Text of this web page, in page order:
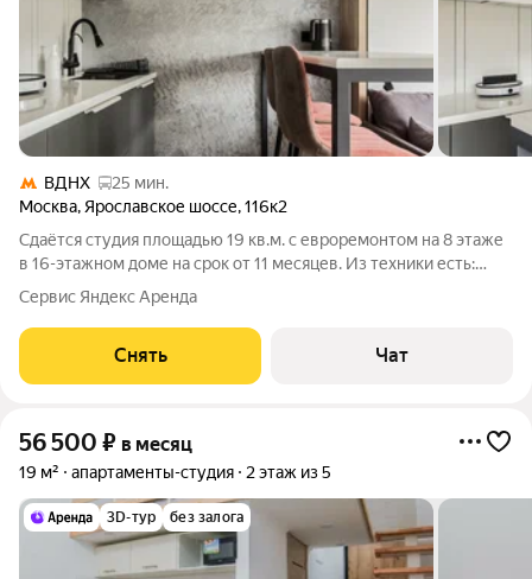
ВДНХ
25 мин.
Москва, Ярославское шоссе,116к2
Сдаётся студия площадью 19 кв.м. с евроремонтом на 8 этаже
в 16-этажном доме на срок от 11 месяцев. Из техники есть:
Стиральная машина Холодильник Микроволновка Дом -
панельный, окна выходят во двор. Есть консьерж. В подъезде 1
лифт - 0 грузовых и
Сервис Яндекс Аренда
Снять Чат
56 500 ₽ в месяц
19 м² апартаменты-студия 2 этаж из 5
3D-тур без залога